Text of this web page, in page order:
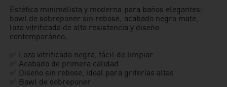
Estética minimalista y moderna para baños elegantes:
bowl de sobreponer sin rebose, acabado negro mate,
loza vitrificada de alta resistencia y diseño
contemporáneo.
✅ Loza vitrificada negra, fácil de limpiar
✅ Acabado de primera calidad
✅ Diseño sin rebose, ideal para griferías altas
✅ Bowl de sobreponer